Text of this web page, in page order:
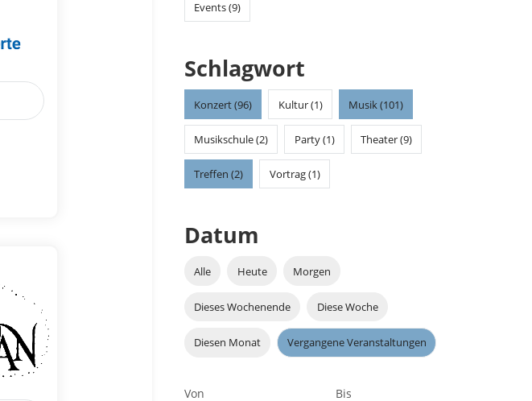
Events (9)
Schlagwort
Konzert (96) Kultur (1) Musik (101)
Musikschule (2) Party (1) Theater (9)
Treffen (2) Vortrag (1)
Datum
Alle Heute Morgen
Dieses Wochenende Diese Woche
Diesen Monat Vergangene Veranstaltungen
Von Bis